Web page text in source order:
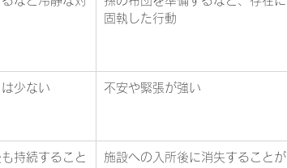
固執した行動
少ない 不安や緊張が強い
持続すること
施設への入所後に消失することが